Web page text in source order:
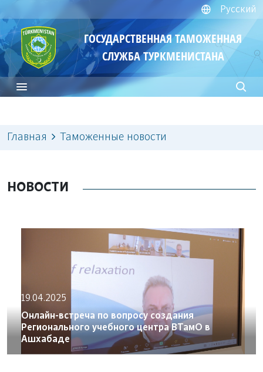
Русский
ГОСУДАРСТВЕННАЯ ТАМОЖЕННАЯ
СЛУЖБА ТУРКМЕНИСТАНА
Главная Таможенные новости
НОВОСТИ
19.04.2025
Онлайн-встреча по вопросу создания
Регионального учебного центра ВТамО в
Ашхабаде